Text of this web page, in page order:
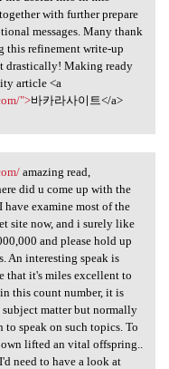
with further prepare
messages. Many thank
this refinement write-up
drastically! Making ready
article <a
">바카라사이트</a>
amazing read,
did u come up with the
examine most of the
site now, and i surely like
and please hold up
An interesting speak is
that it's miles excellent to
this count number, it is
matter but normally
to speak on such topics. To
lifted an vital offspring..
need to have a look at